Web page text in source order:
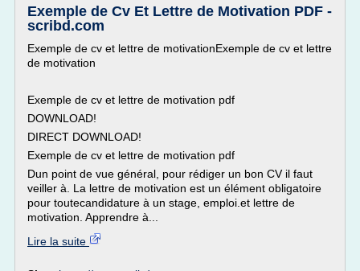
Exemple de Cv Et Lettre de Motivation PDF -
scribd.com
Exemple de cv et lettre de motivationExemple de cv et lettre
de motivation
Exemple de cv et lettre de motivation pdf
DOWNLOAD!
DIRECT DOWNLOAD!
Exemple de cv et lettre de motivation pdf
Dun point de vue général, pour rédiger un bon CV il faut
veiller à. La lettre de motivation est un élément obligatoire
pour toutecandidature à un stage, emploi.et lettre de
motivation. Apprendre à...
Lire la suite